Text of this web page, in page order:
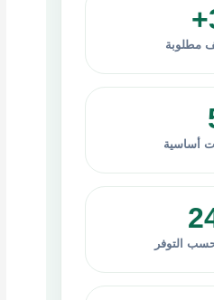
مطلوبة
أساسية
التوفر